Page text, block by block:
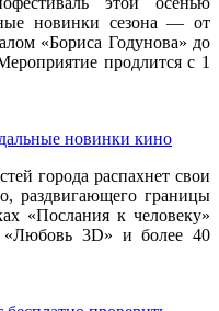
новинки сезона — от
«Бориса Годунова» до
продлится с 1
новинки кино
города распахнет свои
раздвигающего границы
«Послания к человеку»
«Любовь 3D» и более 40